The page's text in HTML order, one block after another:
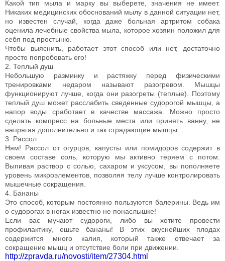
Какой тип мыла и марку вы выберете, значения не имеет.
Никаких медицинских обоснований мылу в данной ситуации нет,
но известен случай, когда даже больная артритом собака
оценила лечебные свойства мыла, которое хозяин положил для
себя под простыню.
Чтобы выяснить, работает этот способ или нет, достаточно
просто попробовать его!
2. Теплый душ
Небольшую разминку и растяжку перед физическими
тренировками недаром называют разогревом. Мышцы
функционируют лучше, когда они разогреты (теплые). Поэтому
теплый душ может расслабить сведенные судорогой мышцы, а
напор воды сработает в качестве массажа. Можно просто
сделать компресс на больные места или принять ванну, не
напрягая дополнительно и так страдающие мышцы.
3. Рассол
Ням! Рассол от огурцов, капусты или помидоров содержит в
своем составе соль, которую мы активно теряем с потом.
Выпивая раствор с солью, сахаром и уксусом, вы пополняете
уровень микроэлементов, позволяя телу лучше контролировать
мышечные сокращения.
4. Бананы
Это способ, которым постоянно пользуются балерины. Ведь им
о судорогах в ногах известно не понаслышке!
Если вас мучают судороги, либо вы хотите провести
профилактику, ешьте бананы! В этих вкуснейших плодах
содержится много калия, который также отвечает за
сокращение мышц и отсутствие боли при движении.
http://zpravda.ru/novosti/item/27304.html